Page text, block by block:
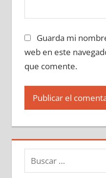
Guarda mi
web en este
que comente.